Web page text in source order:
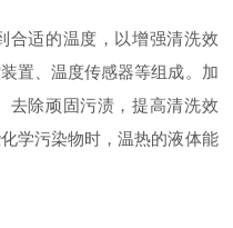
适的温度，以增强清洗效
置、温度传感器等组成。加
去除顽固污渍，提高清洗效
学污染物时，温热的液体能